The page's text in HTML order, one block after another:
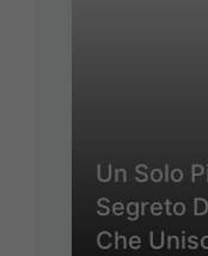
Un Solo
Segreto
Che